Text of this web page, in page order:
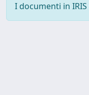
I documenti in